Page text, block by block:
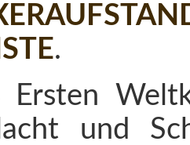
.
Ersten
und